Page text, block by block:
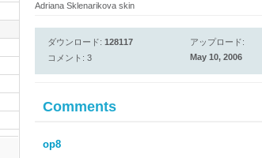
Adriana Sklenarikova skin
ダウンロード: 128117
コメント: 3
アップロード:
May 10, 2006
Comments
op8